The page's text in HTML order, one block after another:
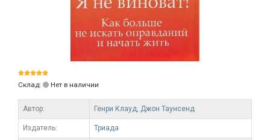
Склад: Нет в наличии
Автор: Генри Клауд, Джон Таунсенд
Издатель: Триада